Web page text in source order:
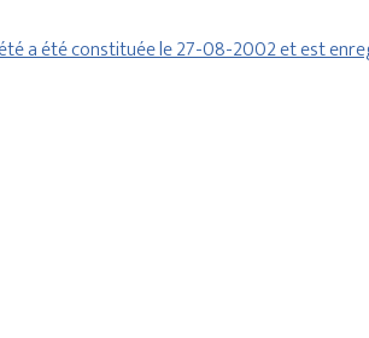
a été constituée le 27-08-2002 et est